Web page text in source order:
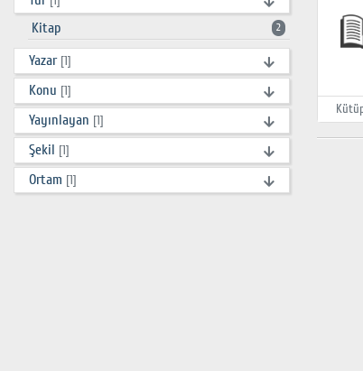
Kitap 2
Yazar [1]
Konu [1]
Yayınlayan [1]
Şekil [1]
Ortam [1]